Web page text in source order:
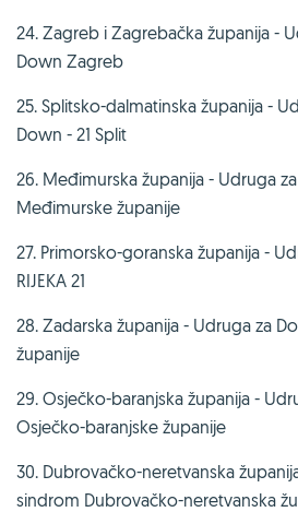
24. Zagreb i Zagrebačka županija -
Down Zagreb
25. Splitsko-dalmatinska županija -
Down - 21 Split
26. Međimurska županija - Udruga
Međimurske županije
27. Primorsko-goranska županija -
RIJEKA 21
28. Zadarska županija - Udruga za
županije
29. Osječko-baranjska županija -
Osječko-baranjske županije
30. Dubrovačko-neretvanska
sindrom Dubrovačko-neretvanska